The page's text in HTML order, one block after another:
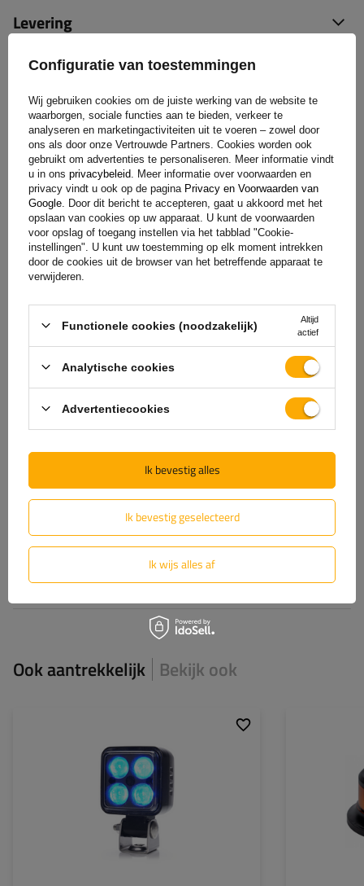
Levering
Stel uw vraag
Beoordelingen(0)
Laat uw mening achter
Uw score:
5/5
Uw naam
Uw email
Feedback verzenden
Ook aantrekkelijk Bekijk ook
12/70 V
blauw
Configuratie van toestemmingen
Wij gebruiken cookies om de juiste werking van de website te
waarborgen, sociale functies aan te bieden, verkeer te
analyseren en marketingactiviteiten uit te voeren – zowel door
ons als door onze Vertrouwde Partners. Cookies worden ook
gebruikt om advertenties te personaliseren. Meer informatie vindt
u in ons privacybeleid . Meer informatie over voorwaarden en
privacy vindt u ook op de pagina Privacy en Voorwaarden van
Google . Door dit bericht te accepteren, gaat u akkoord met het
opslaan van cookies op uw apparaat. U kunt de voorwaarden
voor opslag of toegang instellen via het tabblad "Cookie-
instellingen". U kunt uw toestemming op elk moment intrekken
door de cookies uit de browser van het betreffende apparaat te
verwijderen.
Functionele cookies (noodzakelijk)
Altijd
actief
Analytische cookies
Advertentiecookies
Ik bevestig geselecteerd
Ik wijs alles af
Ik bevestig alles